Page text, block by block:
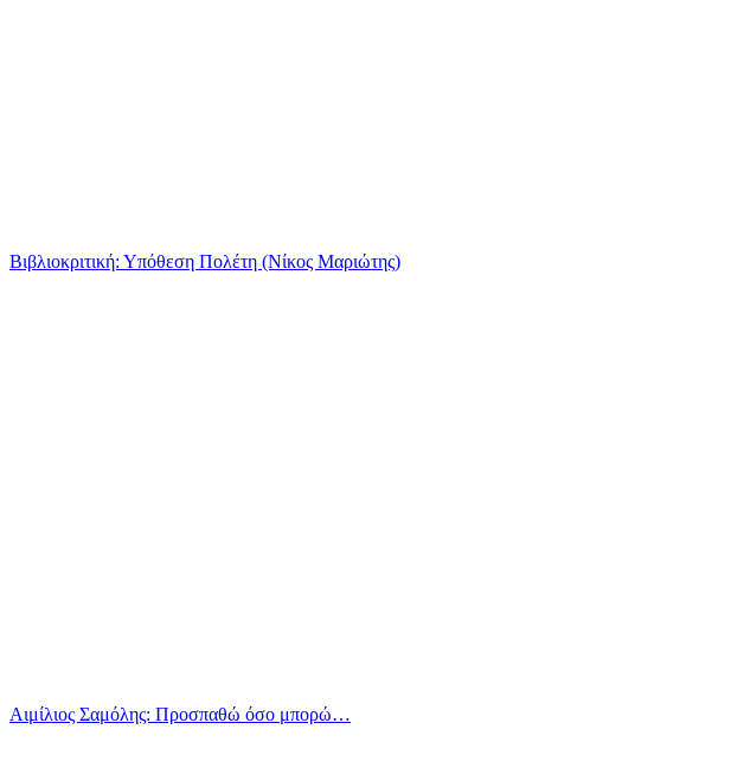
Βιβλιοκριτική: Υπόθεση Πολέτη (Νίκος Μαριώτης)
Αιμίλιος Σαμόλης: Προσπαθώ όσο μπορώ…